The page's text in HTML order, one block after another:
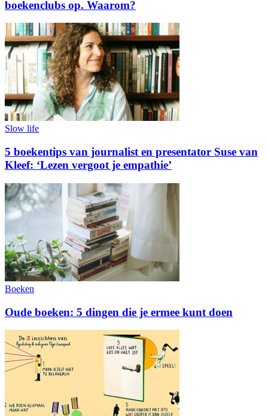
boekenclubs op. Waarom?
Slow life
5 boekentips van journalist en presentator Suse van
Kleef: ‘Lezen vergoot je empathie’
Boeken
Oude boeken: 5 dingen die je ermee kunt doen